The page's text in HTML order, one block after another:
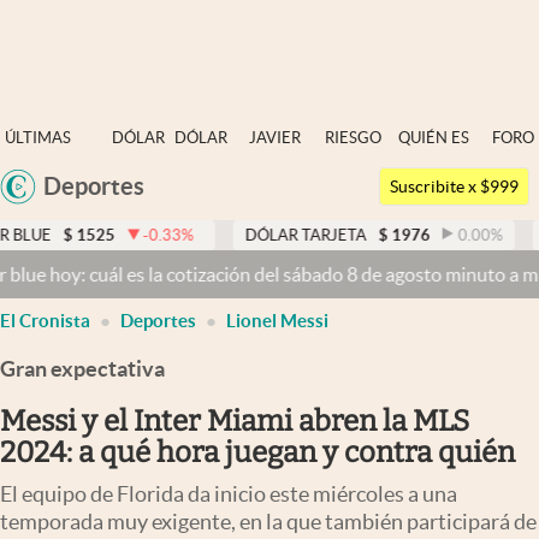
ÚLTIMAS
NOTICIAS
DÓLAR
DÓLAR
JAVIER
RIESGO
QUIÉN ES
QUIÉN
FORO
Argentina
México
Deportes
Dólar
Members
Economía y Política
Finanzas y Mercados
Mercados Online
Negocios
Columnistas
Otras secciones
Apertura
Suscribite x $999
-0.33% DÓLAR TARJETA $ 1976 0.00% DÓLAR
es la cotización del sábado 8 de agosto minuto a minutoDólar
El Cronista Deportes Lionel Messi
Gran expectativa
Messi y el Inter Miami abren la MLS
2024: a qué hora juegan y contra quién
El equipo de Florida da inicio este miércoles a una
temporada muy exigente, en la que también participará de